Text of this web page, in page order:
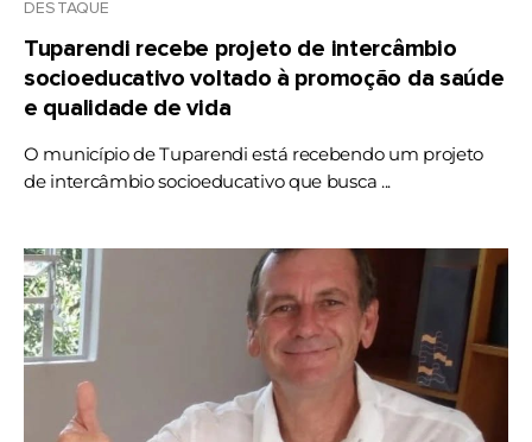
DESTAQUE
Tuparendi recebe projeto de intercâmbio
socioeducativo voltado à promoção da saúde
e qualidade de vida
O município de Tuparendi está recebendo um projeto
de intercâmbio socioeducativo que busca ...